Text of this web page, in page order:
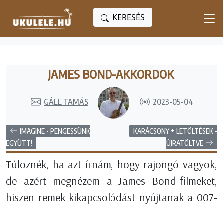
KERESÉS
JAMES BOND-AKKORDOK
GÁLL TAMÁS 2023-05-04
IMAGINE - PENGESSÜNK
EGYÜTT!
KARÁCSONY + LETÖLTÉSEK -
ÚJRATÖLTVE
Túloznék, ha azt írnám, hogy rajongó vagyok,
de azért megnézem a James Bond-filmeket,
hiszen remek kikapcsolódást nyújtanak a 007-